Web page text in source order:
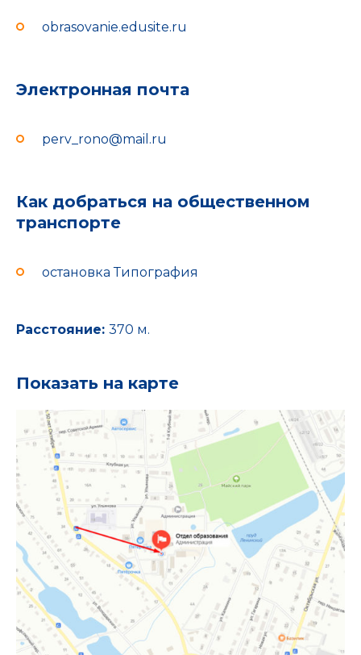
obrasovanie.edusite.ru
Электронная почта
perv_rono@mail.ru
Как добраться на общественном
транспорте
остановка Типография
Расстояние: 370 м.
Показать на карте